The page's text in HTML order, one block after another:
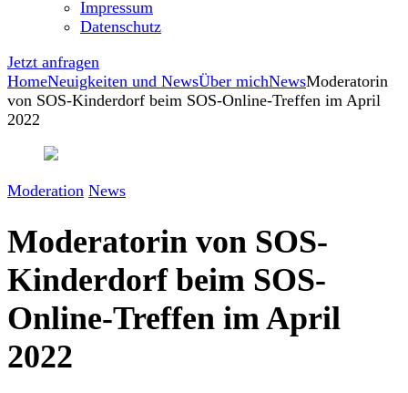
Impressum
Datenschutz
Jetzt anfragen
HomeNeuigkeiten und NewsÜber michNewsModeratorin
von SOS-Kinderdorf beim SOS-Online-Treffen im April
2022
Moderation News
Moderatorin von SOS-
Kinderdorf beim SOS-
Online-Treffen im April
2022